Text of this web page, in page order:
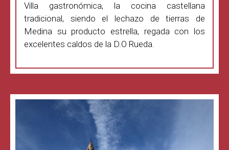
Villa gastronómica, la cocina castellana
tradicional, siendo el lechazo de tierras de
Medina su producto estrella, regada con los
excelentes caldos de la D.O Rueda.